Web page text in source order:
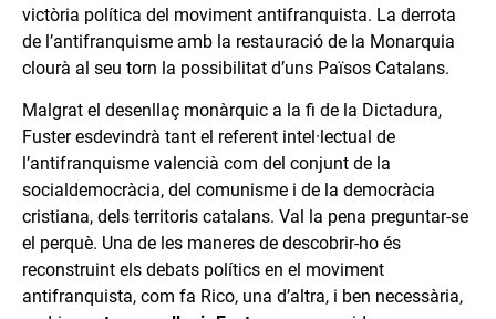
victòria política del moviment antifranquista. La derrota
de l’antifranquisme amb la restauració de la Monarquia
clourà al seu torn la possibilitat d’uns Països Catalans.
Malgrat el desenllaç monàrquic a la fi de la Dictadura,
Fuster esdevindrà tant el referent intel·lectual de
l’antifranquisme valencià com del conjunt de la
socialdemocràcia, del comunisme i de la democràcia
cristiana, dels territoris catalans. Val la pena preguntar-se
el perquè. Una de les maneres de descobrir-ho és
reconstruint els debats polítics en el moviment
antifranquista, com fa Rico, una d’altra, i ben necessària,